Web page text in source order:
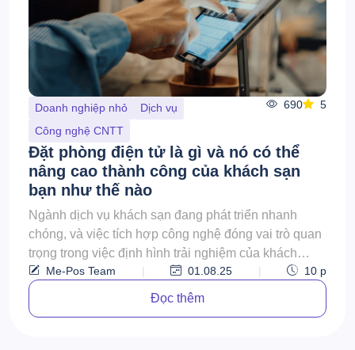
Doanh nghiệp nhỏ
Dịch vụ
Công nghệ CNTT
690 5
Đặt phòng điện tử là gì và nó có thể
nâng cao thành công của khách sạn
bạn như thế nào
Ngành dịch vụ khách sạn đang phát triển nhanh
chóng, và việc tích hợp công nghệ đóng vai trò quan
trọng trong việc định hình trải nghiệm của khách
hàn...Me-Pos Team | 01.08.25 | 10 p
Đọc thêm